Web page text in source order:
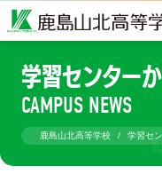
学習センター
CAMPUS NEWS
鹿島山北高等学校 学習セ